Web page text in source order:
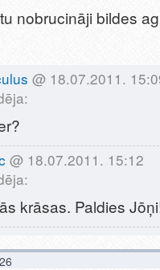
nobrucināji bildes
@ 18.07.2011.
@ 18.07.2011. 15:12
krāsas. Paldies